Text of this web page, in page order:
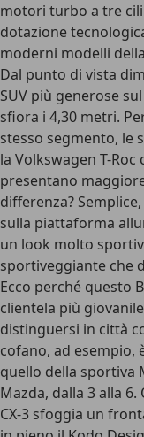
motori turbo a tre
dotazione
moderni modelli
Dal punto di vista
SUV più generose
sfiora i 4,30 metri.
stesso segmento, le
la Volkswagen T-
presentano
differenza?
sulla piattaforma
un look molto
sportiveggiante che
Ecco perché questo
clientela più
distinguersi in città
cofano, ad esempio,
quello della sportiva
Mazda, dalla 3 alla
CX-3 sfoggia un